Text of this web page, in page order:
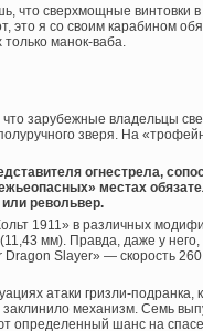
что сверхмощные винтовки
это я со своим карабином
только манок-ваба.
зарубежные владельцы
зверя. На
огнестрела,
местах
револьвер.
1911» в различных
мм). Правда, даже у него,
Slayer» — скорость
атаки гризли-подранка,
механизм. Семь
определенный шанс на